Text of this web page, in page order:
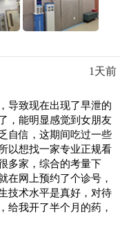
1天前
导致现在出现了早泄的
，能明显感觉到女朋友
自信，这期间吃过一些
以想找一家专业正规看
多家，综合的考量下
在网上预约了个诊号，
技术水平是真好，对待
给我开了半个月的药，